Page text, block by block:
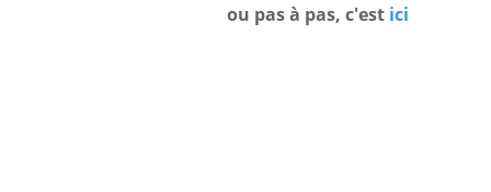
ou pas à pas, c'est ici